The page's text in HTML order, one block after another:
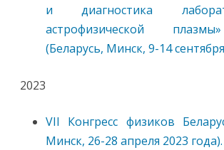
и диагностика
астрофизической
(Беларусь, Минск, 9-14
2023
VII Конгресс физиков
Минск, 26-28 апреля 2023 года).